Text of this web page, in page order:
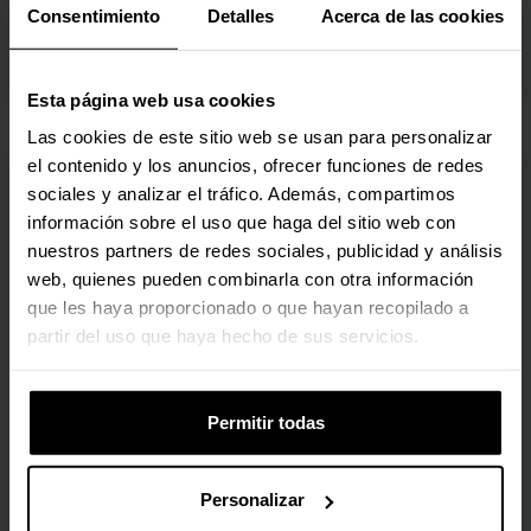
Consentimiento Detalles Acerca de las cookies
Esta página web usa cookies
Las cookies de este sitio web se usan para personalizar
el contenido y los anuncios, ofrecer funciones de redes
sociales y analizar el tráfico. Además, compartimos
información sobre el uso que haga del sitio web con
nuestros partners de redes sociales, publicidad y análisis
web, quienes pueden combinarla con otra información
que les haya proporcionado o que hayan recopilado a
partir del uso que haya hecho de sus servicios.
Permitir todas
Personalizar
2-5 días hábiles 2-5 días hábiles
Nuevo
🕶️ Oferta Gafas
NAS Synology Disk
Station DS225+ - 2
Baías -2.0GHz-2.7GHz 4-
core - 2GB RAM
DS225P
PVPR:Precio rebajado desde
419,90 €hasta
Con IVA
🕶️ Oferta Gafas
NAS QNAP TS-664-8G -
6 Baías - 2.9GHz 4-core -
8GB RAM
PVPR:Precio rebajado desde
979,90 €hasta
963,90 €
Con IVA